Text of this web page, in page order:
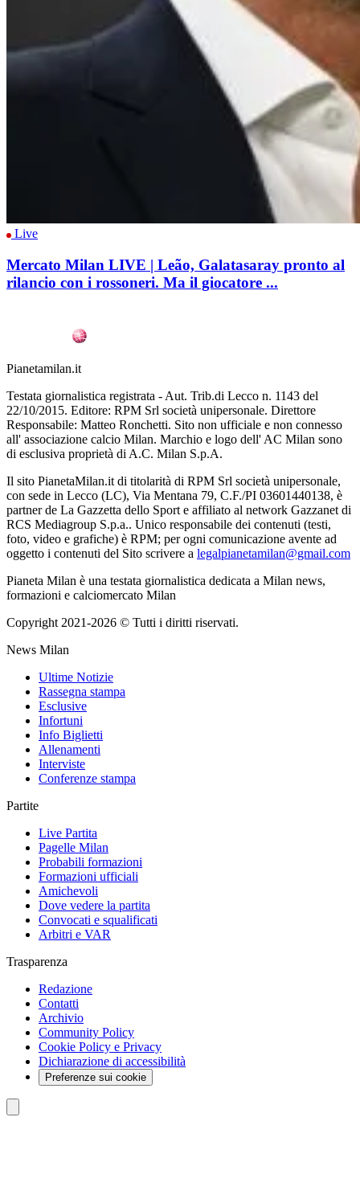
Live
Mercato Milan LIVE | Leão, Galatasaray pronto al
rilancio con i rossoneri. Ma il giocatore ...
Pianetamilan.it
Testata giornalistica registrata - Aut. Trib.di Lecco n. 1143 del
22/10/2015. Editore: RPM Srl società unipersonale. Direttore
Responsabile: Matteo Ronchetti. Sito non ufficiale e non connesso
all' associazione calcio Milan. Marchio e logo dell' AC Milan sono
di esclusiva proprietà di A.C. Milan S.p.A.
Il sito PianetaMilan.it di titolarità di RPM Srl società unipersonale,
con sede in Lecco (LC), Via Mentana 79, C.F./PI 03601440138, è
partner de La Gazzetta dello Sport e affiliato al network Gazzanet di
RCS Mediagroup S.p.a.. Unico responsabile dei contenuti (testi,
foto, video e grafiche) è RPM; per ogni comunicazione avente ad
oggetto i contenuti del Sito scrivere a legalpianetamilan@gmail.com
Pianeta Milan è una testata giornalistica dedicata a Milan news,
formazioni e calciomercato Milan
Copyright 2021-2026 © Tutti i diritti riservati.
News Milan
Ultime Notizie
Rassegna stampa
Esclusive
Infortuni
Info Biglietti
Allenamenti
Interviste
Conferenze stampa
Partite
Live Partita
Pagelle Milan
Probabili formazioni
Formazioni ufficiali
Amichevoli
Dove vedere la partita
Convocati e squalificati
Arbitri e VAR
Trasparenza
Redazione
Contatti
Archivio
Community Policy
Cookie Policy e Privacy
Dichiarazione di accessibilità
Preferenze sui cookie